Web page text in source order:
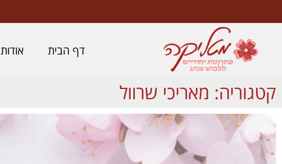
דף הבית אודות
קטגוריה: מאריכי שרוול